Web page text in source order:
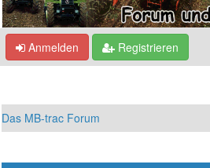
Anmelden Registrieren
Das MB-trac Forum